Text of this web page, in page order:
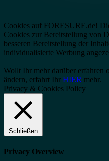
Cookies auf FORESURE.de!
Cookies zur Bereitstellung von
besseren Bereitstellung der
individualisierte Werbung
Wollt Ihr mehr darüber erfahren
ändern, erfahrt Ihr HIER mehr.
Privacy & Cookies Policy
Schließen
Privacy Overview